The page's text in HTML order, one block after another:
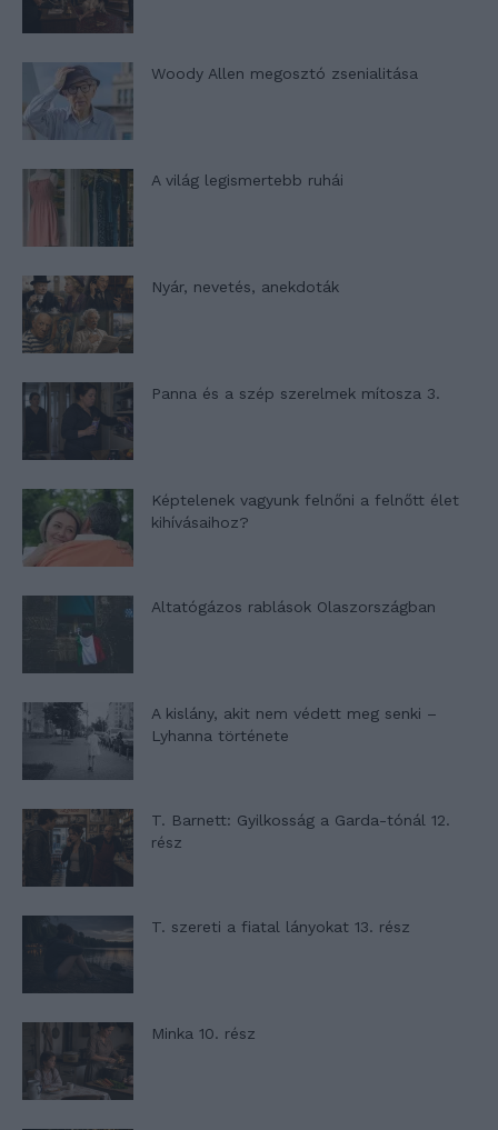
Woody Allen megosztó zsenialitása
A világ legismertebb ruhái
Nyár, nevetés, anekdoták
Panna és a szép szerelmek mítosza 3.
Képtelenek vagyunk felnőni a felnőtt élet
kihívásaihoz?
Altatógázos rablások Olaszországban
A kislány, akit nem védett meg senki –
Lyhanna története
T. Barnett: Gyilkosság a Garda-tónál 12.
rész
T. szereti a fiatal lányokat 13. rész
Minka 10. rész